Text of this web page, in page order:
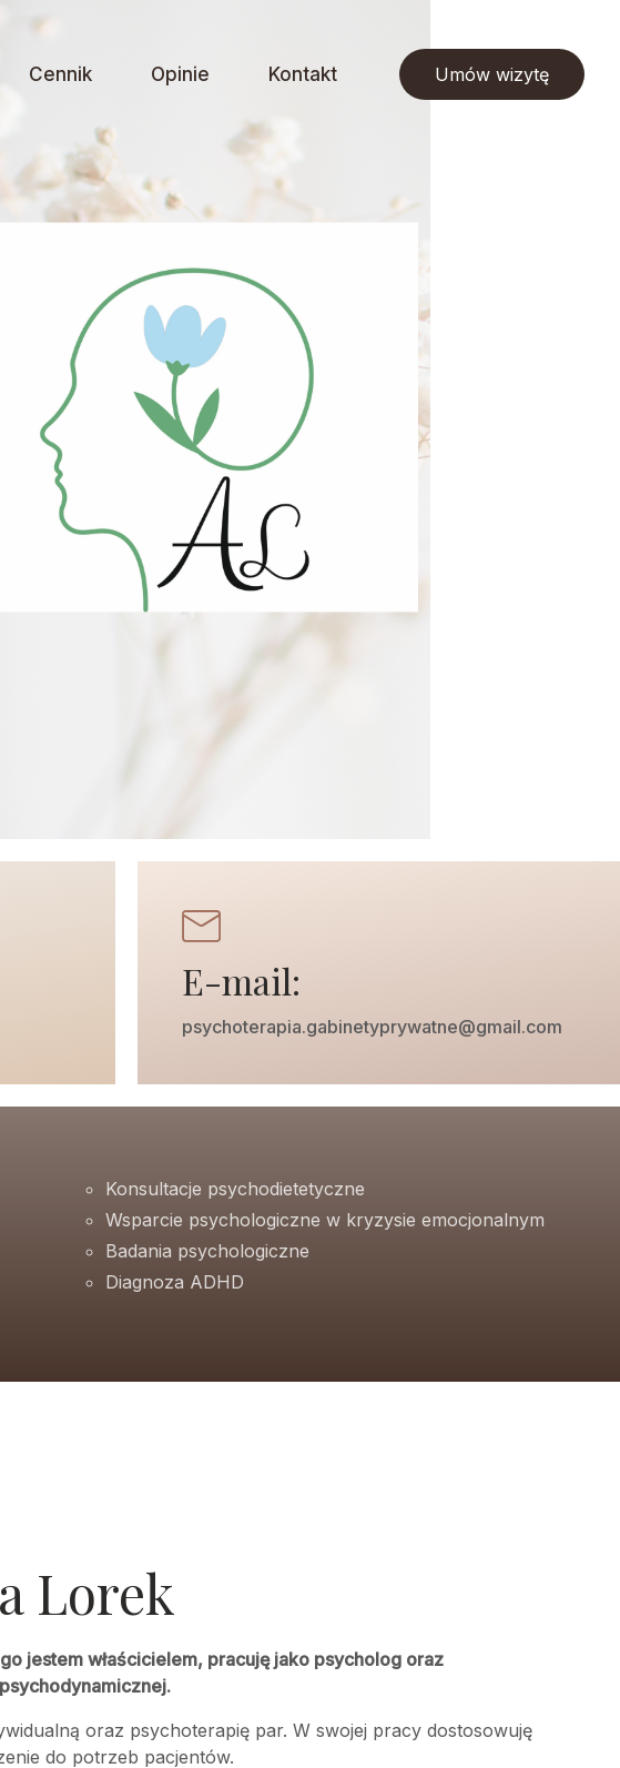
Cennik Opinie Kontakt Umów wizytę
E-mail:
psychoterapia.gabinetyprywatne@gmail.com
Konsultacje psychodietetyczne
Wsparcie psychologiczne w kryzysie emocjonalnym
Badania psychologiczne
Diagnoza ADHD
Lorek
jestem właścicielem, pracuję jako psycholog oraz
oraz psychoterapię par. W swojej pracy dostosowuję
do potrzeb pacjentów.